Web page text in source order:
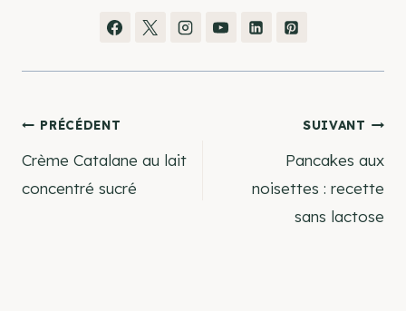
Navigation
de
PRÉCÉDENT
Crème Catalane au lait
concentré sucré
SUIVANT
Pancakes aux
noisettes : recette
sans lactose